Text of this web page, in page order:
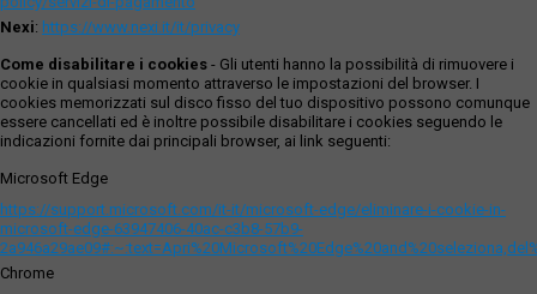
Nexi: https://www.nexi.it/it/privacy
Come disabilitare i cookies - Gli utenti hanno la possibilità di rimuovere i
cookie in qualsiasi momento attraverso le impostazioni del browser. I
cookies memorizzati sul disco fisso del tuo dispositivo possono comunque
essere cancellati ed è inoltre possibile disabilitare i cookies seguendo le
indicazioni fornite dai principali browser, ai link seguenti:
Microsoft Edge
https://support.microsoft.com/it-it/microsoft-edge/eliminare-i-cookie-in-
microsoft-edge-63947406-40ac-c3b8-57b9-
Chrome